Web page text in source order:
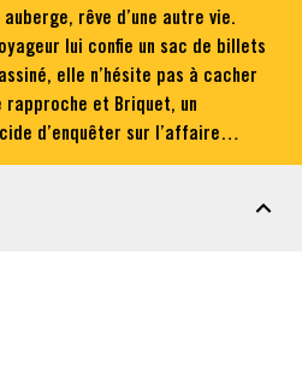
rêve d’une autre vie.
lui confie un sac de billets
elle n’hésite pas à cacher
rapproche et Briquet, un
d’enquêter sur l’affaire…